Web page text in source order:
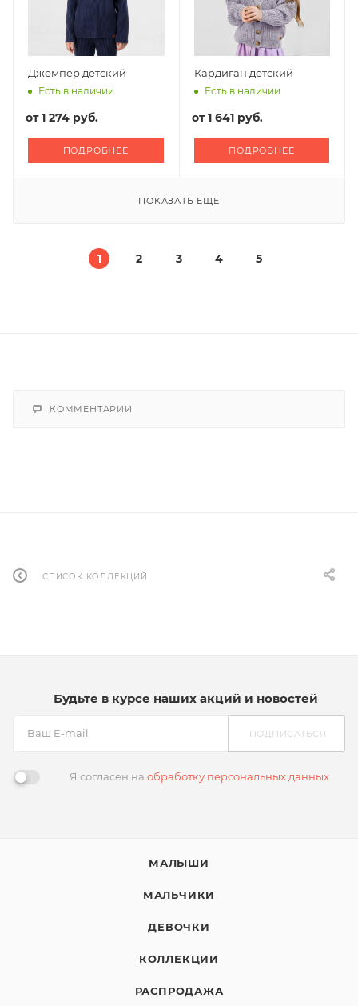
Джемпер детский
Есть в наличии
от1 274 руб.
ПОДРОБНЕЕ
Кардиган детский
Есть в наличии
от1 641 руб.
ПОДРОБНЕЕ
ПОКАЗАТЬ ЕЩЕ
1 2 3 4 5
КОММЕНТАРИИ
СПИСОК КОЛЛЕКЦИЙ
Будьте в курсе наших акций и новостей
Я согласен на обработку персональных данных
ПОДПИСАТЬСЯ
МАЛЫШИ
МАЛЬЧИКИ
ДЕВОЧКИ
КОЛЛЕКЦИИ
РАСПРОДАЖА